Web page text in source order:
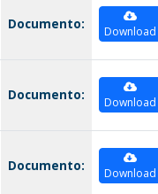
Documento: Download
Documento: Download
Documento: Download